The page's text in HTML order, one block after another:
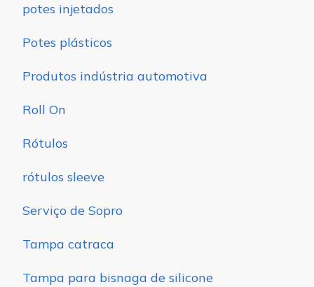
potes injetados
Potes plásticos
Produtos indústria automotiva
Roll On
Rótulos
rótulos sleeve
Serviço de Sopro
Tampa catraca
Tampa para bisnaga de silicone